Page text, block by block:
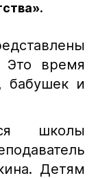
Это время
бабушек и
школы
Детям